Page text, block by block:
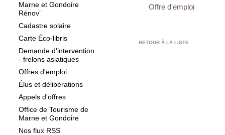
Marne et Gondoire
Rénov’
Cadastre solaire
Carte Éco-libris
Demande d'intervention
- frelons asiatiques
Offres d'emploi
Élus et délibérations
Appels d'offres
Office de Tourisme de
Marne et Gondoire
Nos flux RSS
Offre d'emploi
RETOUR À LA LISTE